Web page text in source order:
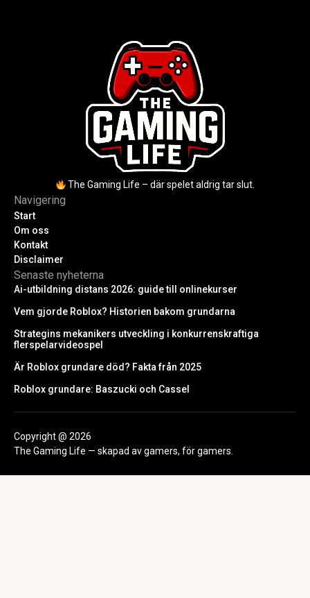
The Gaming Life – där spelet aldrig tar slut.
Navigering
Start
Om oss
Kontakt
Disclaimer
Senaste nyheterna
Ai-utbildning distans 2026: guide till onlinekurser
Vem gjorde Roblox? Historien bakom grundarna
Strategins mekanikers utveckling i konkurrenskraftiga
flerspelarvideospel
Är Roblox grundare död? Fakta från 2025
Roblox grundare: Baszucki och Cassel
Copyright @ 2026
The Gaming Life — skapad av gamers, för gamers.